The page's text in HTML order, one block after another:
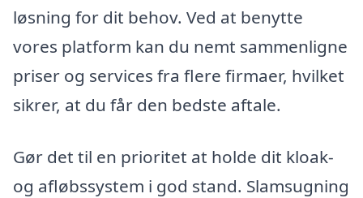
løsning for dit behov. Ved at benytte
vores platform kan du nemt sammenligne
priser og services fra flere firmaer, hvilket
sikrer, at du får den bedste aftale.
Gør det til en prioritet at holde dit kloak-
og afløbssystem i god stand. Slamsugning